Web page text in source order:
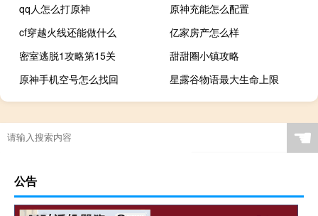
qq人怎么打原神
原神充能怎么配置
cf穿越火线还能做什么
亿家房产怎么样
密室逃脱1攻略第15关
甜甜圈小镇攻略
原神手机空号怎么找回
星露谷物语最大生命上限
☚
公告